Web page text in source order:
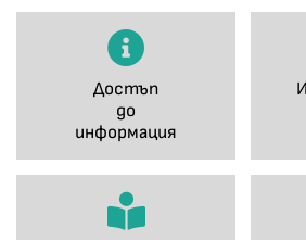
Достъп
до
информация